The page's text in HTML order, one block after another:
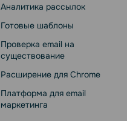
Аналитика рассылок
Готовые шаблоны
Проверка email на
существование
Расширение для Chrome
Платформа для email
маркетинга